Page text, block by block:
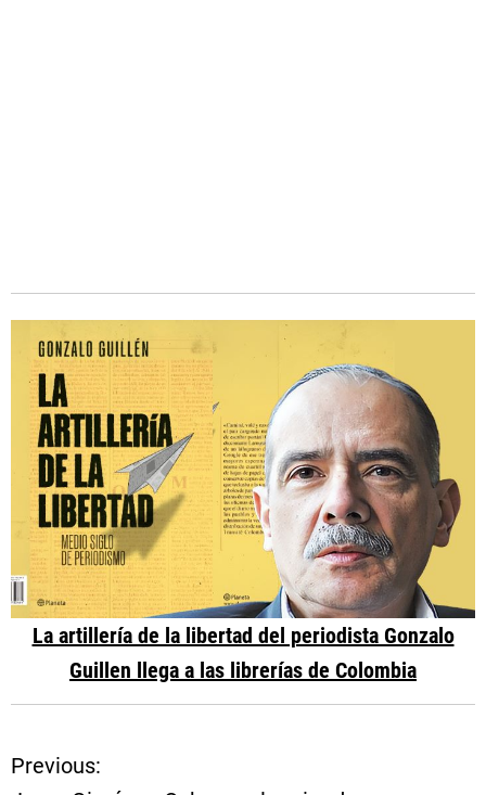
La artillería de la libertad del periodista Gonzalo
Guillen llega a las librerías de Colombia
N
Previous: